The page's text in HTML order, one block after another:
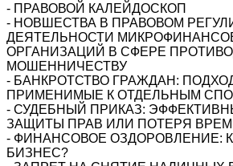
- ПРАВОВОЙ КАЛЕЙДОСКОП
- НОВШЕСТВА В ПРАВОВОМ
ДЕЯТЕЛЬНОСТИ
ОРГАНИЗАЦИЙ В СФЕРЕ
МОШЕННИЧЕСТВУ
- БАНКРОТСТВО ГРАЖДАН:
ПРИМЕНИМЫЕ К ОТДЕЛЬНЫМ
- СУДЕБНЫЙ ПРИКАЗ:
ЗАЩИТЫ ПРАВ ИЛИ ПОТЕРЯ
- ФИНАНСОВОЕ ОЗДОРОВЛЕНИЕ:
БИЗНЕС?